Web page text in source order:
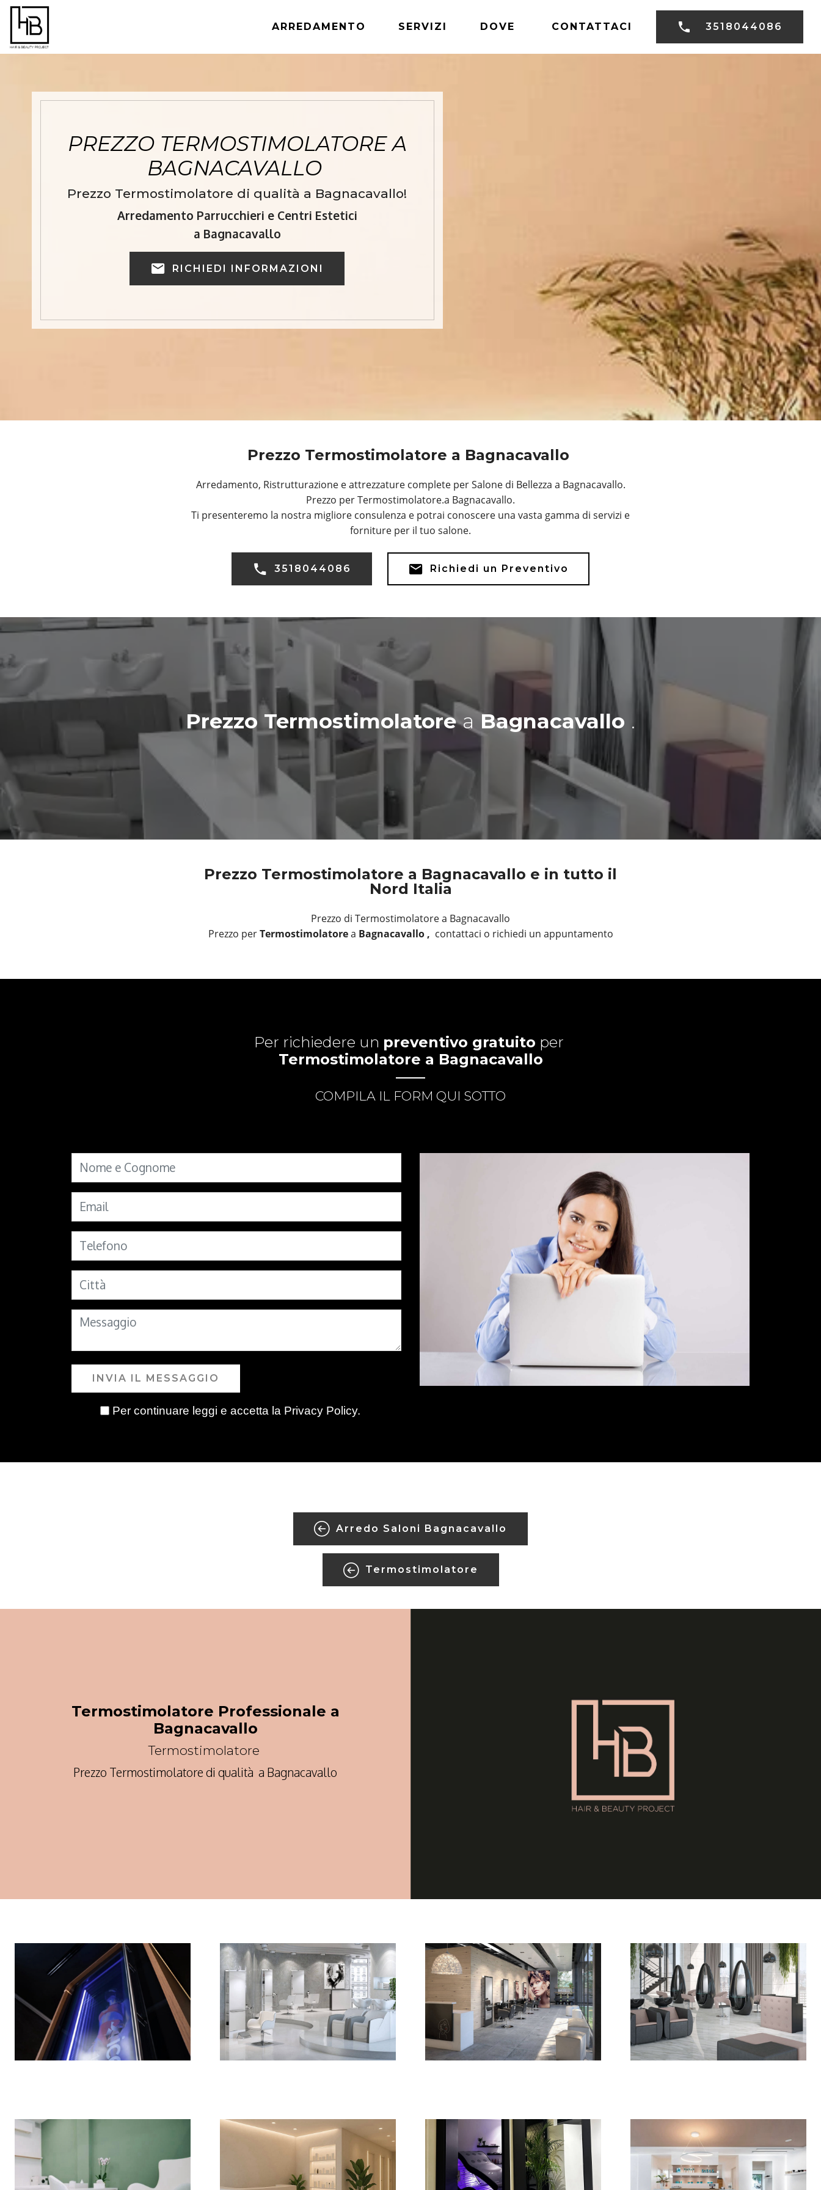
ARREDAMENTO SERVIZI DOVE CONTATTACI 3518044086
PREZZO TERMOSTIMOLATORE A
BAGNACAVALLO
Prezzo Termostimolatore di qualità a Bagnacavallo!
Arredamento Parrucchieri e Centri Estetici
a Bagnacavallo
RICHIEDI INFORMAZIONI
Prezzo Termostimolatore a Bagnacavallo
Arredamento, Ristrutturazione e attrezzature complete per Salone di Bellezza a Bagnacavallo.
Prezzo per Termostimolatore.a Bagnacavallo.
Ti presenteremo la nostra migliore consulenza e potrai conoscere una vasta gamma di servizi e
forniture per il tuo salone.
3518044086 Richiedi un Preventivo
Prezzo Termostimolatorea Bagnacavallo .
Prezzo Termostimolatore a Bagnacavallo e in tutto il
Nord Italia
Prezzo di Termostimolatore a Bagnacavallo
Prezzo perTermostimolatorea Bagnacavallo , contattaci o richiedi un appuntamento
Per richiedere un preventivo gratuito per
Termostimolatore a Bagnacavallo
COMPILA IL FORM QUI SOTTO
INVIA IL MESSAGGIO
Per continuare leggi e accetta la Privacy Policy.
Arredo Saloni Bagnacavallo
Termostimolatore
Termostimolatore Professionale a
Bagnacavallo
Termostimolatore
Prezzo Termostimolatore di qualità a Bagnacavallo